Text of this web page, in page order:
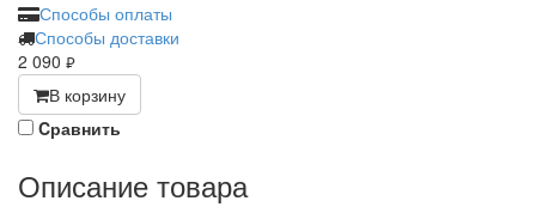
Способы оплаты
Способы доставки
2 090 руб.
В корзину
Cравнить
Описание товара